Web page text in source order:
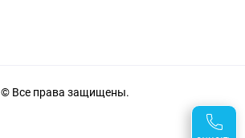
© Все права защищены.